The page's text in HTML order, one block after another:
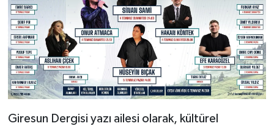
Giresun Dergisi yazı ailesi olarak, kültürel